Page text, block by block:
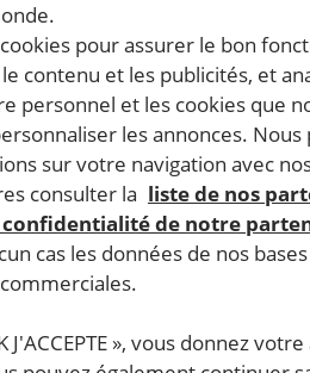
pour assurer le bon
contenu et les publicités, et
personnel et les cookies que
les annonces. Nous
sur votre navigation avec
consulter la liste de nos
de notre
cas les données de nos
J'ACCEPTE », vous donnez